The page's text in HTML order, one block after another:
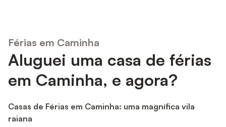
Férias em Caminha
Aluguei uma casa de férias
em Caminha, e agora?
Casas de Férias em Caminha: uma magnífica vila
raiana